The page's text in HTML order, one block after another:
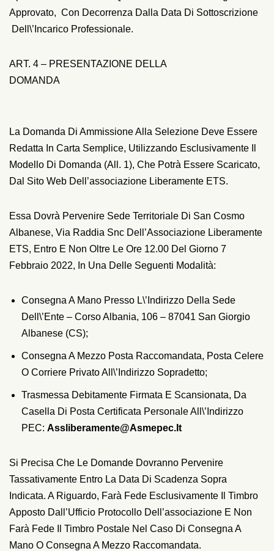
Approvato, Con Decorrenza Dalla Data Di Sottoscrizione
Dell\’incarico Professionale.
ART. 4 – PRESENTAZIONE DELLA
DOMANDA
La Domanda Di Ammissione Alla Selezione Deve Essere
Redatta In Carta Semplice, Utilizzando Esclusivamente Il
Modello Di Domanda (All. 1), Che Potrà Essere Scaricato,
Dal Sito Web Dell’associazione Liberamente ETS.
Essa Dovrà Pervenire Sede Territoriale Di San Cosmo
Albanese, Via Raddia Snc Dell’Associazione Liberamente
ETS, Entro E Non Oltre Le Ore 12.00 Del Giorno 7
Febbraio 2022, In Una Delle Seguenti Modalità:
Consegna A Mano Presso L\’indirizzo Della Sede
Dell\’ente – Corso Albania, 106 – 87041 San Giorgio
Albanese (CS);
Consegna A Mezzo Posta Raccomandata, Posta Celere
O Corriere Privato All\’indirizzo Sopradetto;
Trasmessa Debitamente Firmata E Scansionata, Da
Casella Di Posta Certificata Personale All\’indirizzo
PEC: Assliberamente@asmepec.it
Si Precisa Che Le Domande Dovranno Pervenire
Tassativamente Entro La Data Di Scadenza Sopra
Indicata. A Riguardo, Farà Fede Esclusivamente Il Timbro
Apposto Dall’Ufficio Protocollo Dell’associazione E Non
Farà Fede Il Timbro Postale Nel Caso Di Consegna A
Mano O Consegna A Mezzo Raccomandata.